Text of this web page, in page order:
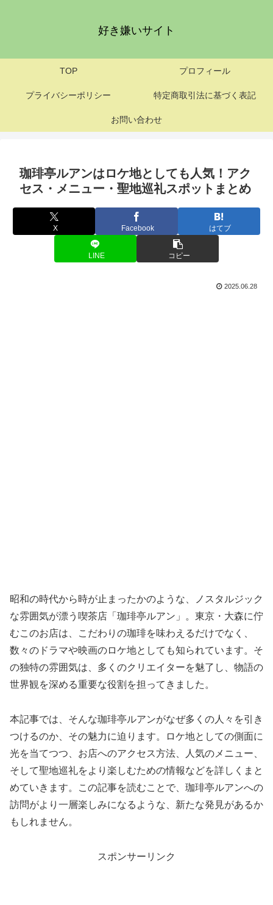
好き嫌いサイト
TOP プロフィール
プライバシーポリシー 特定商取引法に基づく表記
お問い合わせ
珈琲亭ルアンはロケ地としても人気！アク
セス・メニュー・聖地巡礼スポットまとめ
X Facebook はてブ
LINE コピー
2025.06.28
昭和の時代から時が止まったかのような、ノスタルジック
な雰囲気が漂う喫茶店「珈琲亭ルアン」。東京・大森に佇
むこのお店は、こだわりの珈琲を味わえるだけでなく、
数々のドラマや映画のロケ地としても知られています。そ
の独特の雰囲気は、多くのクリエイターを魅了し、物語の
世界観を深める重要な役割を担ってきました。
本記事では、そんな珈琲亭ルアンがなぜ多くの人々を引き
つけるのか、その魅力に迫ります。ロケ地としての側面に
光を当てつつ、お店へのアクセス方法、人気のメニュー、
そして聖地巡礼をより楽しむための情報などを詳しくまと
めていきます。この記事を読むことで、珈琲亭ルアンへの
訪問がより一層楽しみになるような、新たな発見があるか
もしれません。
スポンサーリンク